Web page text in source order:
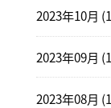
2023年10月
2023年09月
2023年08月